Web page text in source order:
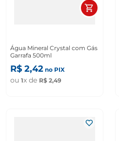
Água Mineral Crystal com Gás
Garrafa 500ml
R$ 2,42 no PIX
ou 1x de R$ 2,49